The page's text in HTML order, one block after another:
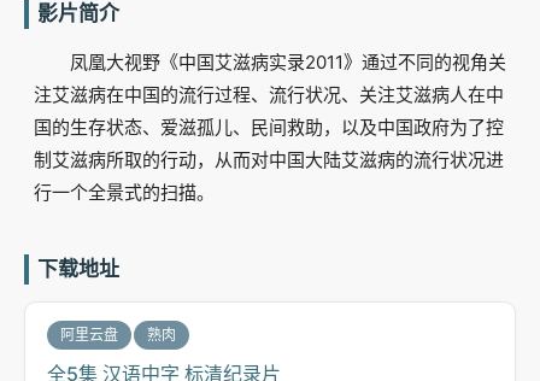
影片简介
凤凰大视野《中国艾滋病实录2011》通过不同的视角关
注艾滋病在中国的流行过程、流行状况、关注艾滋病人在中
国的生存状态、爱滋孤儿、民间救助，以及中国政府为了控
制艾滋病所取的行动，从而对中国大陆艾滋病的流行状况进
行一个全景式的扫描。
下载地址
阿里云盘 熟肉
全5集 汉语中字 标清纪录片